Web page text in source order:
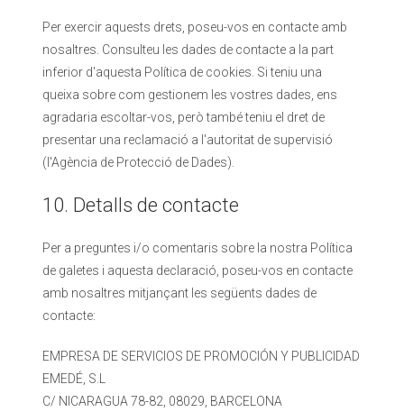
Per exercir aquests drets, poseu-vos en contacte amb
nosaltres. Consulteu les dades de contacte a la part
inferior d'aquesta Política de cookies. Si teniu una
queixa sobre com gestionem les vostres dades, ens
agradaria escoltar-vos, però també teniu el dret de
presentar una reclamació a l'autoritat de supervisió
(l'Agència de Protecció de Dades).
10. Detalls de contacte
Per a preguntes i/o comentaris sobre la nostra Política
de galetes i aquesta declaració, poseu-vos en contacte
amb nosaltres mitjançant les següents dades de
contacte:
EMPRESA DE SERVICIOS DE PROMOCIÓN Y PUBLICIDAD
EMEDÉ, S.L
C/ NICARAGUA 78-82, 08029, BARCELONA